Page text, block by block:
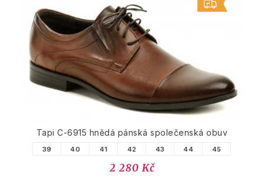
Tapi C-6915 hnědá pánská společenská obuv
39 40 41 42 43 44 45
2 280 Kč